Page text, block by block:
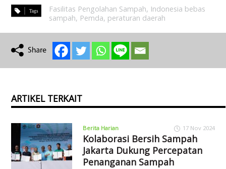
Fasilitas Pengolahan Sampah, Indonesia bebas
sampah, Pemda, peraturan daerah
ARTIKEL TERKAIT
Berita Harian 17 Nov 2024
Kolaborasi Bersih Sampah
Jakarta Dukung Percepatan
Penanganan Sampah